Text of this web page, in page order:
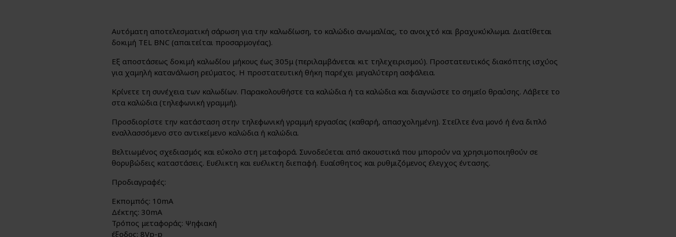
Αυτόματη αποτελεσματική σάρωση για την καλωδίωση, το καλώδιο ανωμαλίας, το ανοιχτό και βραχυκύκλωμα. Διατίθεται
δοκιμή TEL BNC (απαιτείται προσαρμογέας).
Εξ αποστάσεως δοκιμή καλωδίου μήκους έως 305μ (περιλαμβάνεται κιτ τηλεχειρισμού). Προστατευτικός διακόπτης ισχύος
για χαμηλή κατανάλωση ρεύματος. Η προστατευτική θήκη παρέχει μεγαλύτερη ασφάλεια.
Κρίνετε τη συνέχεια των καλωδίων. Παρακολουθήστε τα καλώδια ή τα καλώδια και διαγνώστε το σημείο θραύσης. Λάβετε το
στα καλώδια (τηλεφωνική γραμμή).
Προσδιορίστε την κατάσταση στην τηλεφωνική γραμμή εργασίας (καθαρή, απασχολημένη). Στείλτε ένα μονό ή ένα διπλό
εναλλασσόμενο στο αντικείμενο καλώδια ή καλώδια.
Βελτιωμένος σχεδιασμός και εύκολο στη μεταφορά. Συνοδεύεται από ακουστικά που μπορούν να χρησιμοποιηθούν σε
θορυβώδεις καταστάσεις. Ευέλικτη και ευέλικτη διεπαφή. Ευαίσθητος και ρυθμιζόμενος έλεγχος έντασης.
Προδιαγραφές:
Εκπομπός: 10mA
Δέκτης: 30mA
Τρόπος μεταφοράς: Ψηφιακή
έξοδος: 8Vp-p